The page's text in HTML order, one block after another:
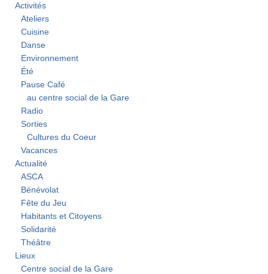
Activités
Ateliers
Cuisine
Danse
Environnement
Été
Pause Café
au centre social de la Gare
Radio
Sorties
Cultures du Coeur
Vacances
Actualité
ASCA
Bénévolat
Fête du Jeu
Habitants et Citoyens
Solidarité
Théâtre
Lieux
Centre social de la Gare